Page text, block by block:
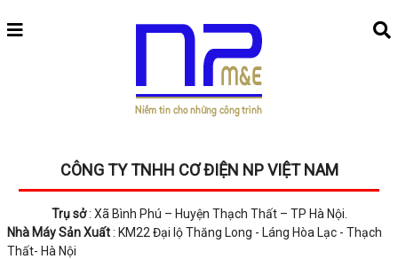
CÔNG TY TNHH CƠ ĐIỆN NP VIỆT NAM
Trụ sở: Xã Bình Phú – Huyện Thạch Thất – TP Hà Nội.
Nhà Máy Sản Xuất: KM22 Đại lộ Thăng Long - Láng Hòa Lạc - Thạch
Thất- Hà Nội